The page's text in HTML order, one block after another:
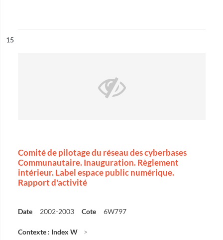
n°
15
Comité de pilotage du réseau des cyberbases
Communautaire. Inauguration. Règlement
intérieur. Label espace public numérique.
Rapport d'activité
Date 2002-2003 Cote 6W797
Contexte : Index W